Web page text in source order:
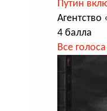
Путин
4 балла
Все